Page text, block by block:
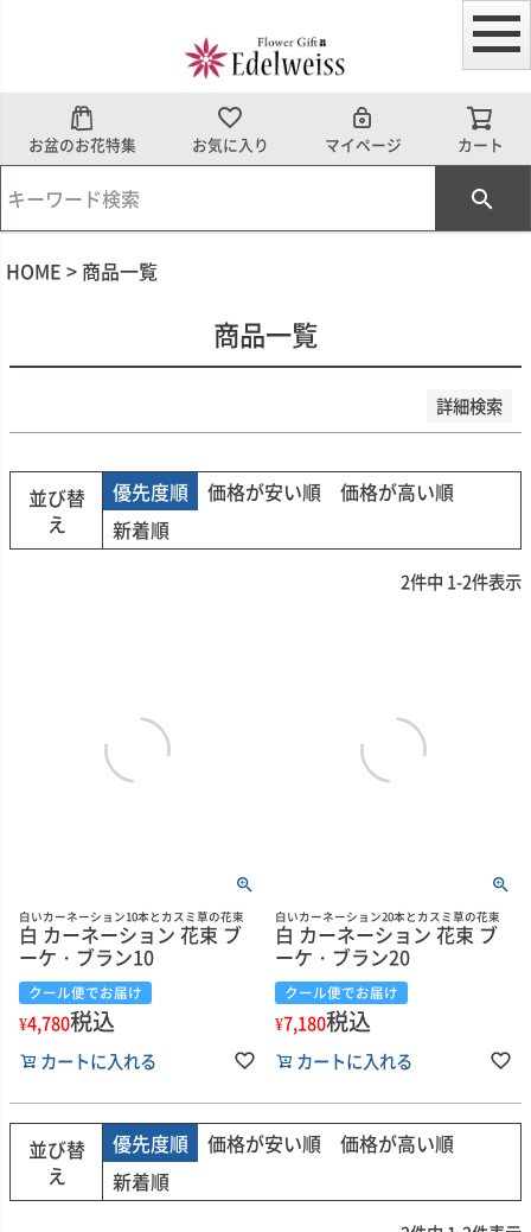
お盆のお花特集 お気に入り マイページ カート
HOME 商品一覧
商品一覧
詳細検索
予約商品のみを表示
並び順
新着順
登録順
価格が安い順
レビュー順
検索
並び替
え
優先度順 価格が安い順
価格が高い順
新着順
2件中 1-2件表示
白いカーネーション10本とカスミ草の花束
白 カーネーション 花束 ブ
ーケ・ブラン10
クール便でお届け
¥4,780税込
カートに入れる
白いカーネーション20本とカスミ草の花束
白 カーネーション 花束 ブ
ーケ・ブラン20
クール便でお届け
¥7,180税込
カートに入れる
並び替
え
優先度順 価格が安い順
価格が高い順
新着順